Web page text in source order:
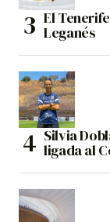
El
Leganés
Silvia
ligada al